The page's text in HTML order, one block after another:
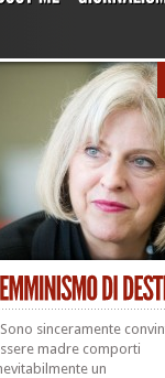
sinceramente
madre comporti
un